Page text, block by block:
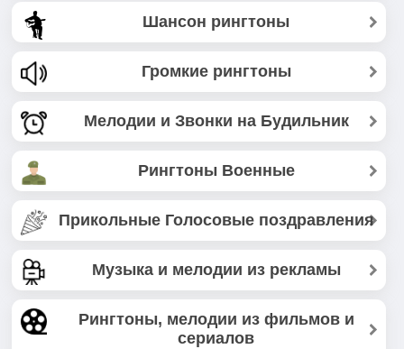
Шансон рингтоны
Громкие рингтоны
Мелодии и Звонки на Будильник
Рингтоны Военные
Прикольные Голосовые поздравления
Музыка и мелодии из рекламы
Рингтоны, мелодии из фильмов и
сериалов